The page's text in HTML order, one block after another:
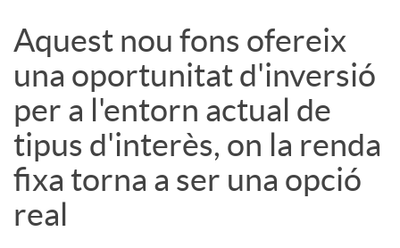
a
l
s
Aquest nou fons ofereix
una oportunitat d'inversió
per a l'entorn actual de
tipus d'interès, on la renda
fixa torna a ser una opció
real